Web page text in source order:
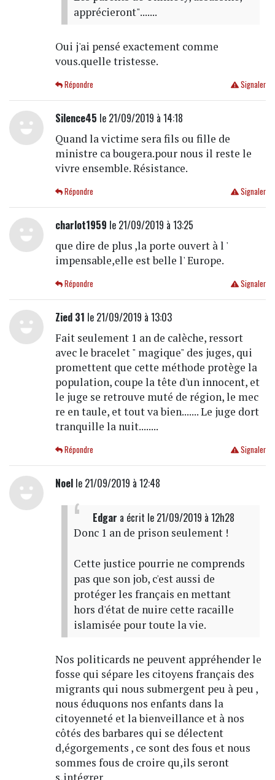
apprécieront".......
Oui j'ai pensé exactement comme
vous.quelle tristesse.
Signaler
Répondre
Silence45 le 21/09/2019 à 14:18
Quand la victime sera fils ou fille de
ministre ca bougera.pour nous il reste le
vivre ensemble. Résistance.
Signaler
Répondre
charlot1959 le 21/09/2019 à 13:25
que dire de plus ,la porte ouvert à l '
impensable,elle est belle l' Europe.
Signaler
Répondre
Zied 31 le 21/09/2019 à 13:03
Fait seulement 1 an de calèche, ressort
avec le bracelet " magique" des juges, qui
promettent que cette méthode protège la
population, coupe la tête d'un innocent, et
le juge se retrouve muté de région, le mec
re en taule, et tout va bien....... Le juge dort
tranquille la nuit........
Signaler
Répondre
Noelle 21/09/2019 à 12:48
Edgar a écrit le 21/09/2019 à 12h28
Donc 1 an de prison seulement !
Cette justice pourrie ne comprends
pas que son job, c'est aussi de
protéger les français en mettant
hors d'état de nuire cette racaille
islamisée pour toute la vie.
Nos politicards ne peuvent appréhender le
fosse qui sépare les citoyens français des
migrants qui nous submergent peu à peu ,
nous éduquons nos enfants dans la
citoyenneté et la bienveillance et à nos
côtés des barbares qui se délectent
d,égorgements , ce sont des fous et nous
sommes fous de croire qu,ils seront
s,intégrer